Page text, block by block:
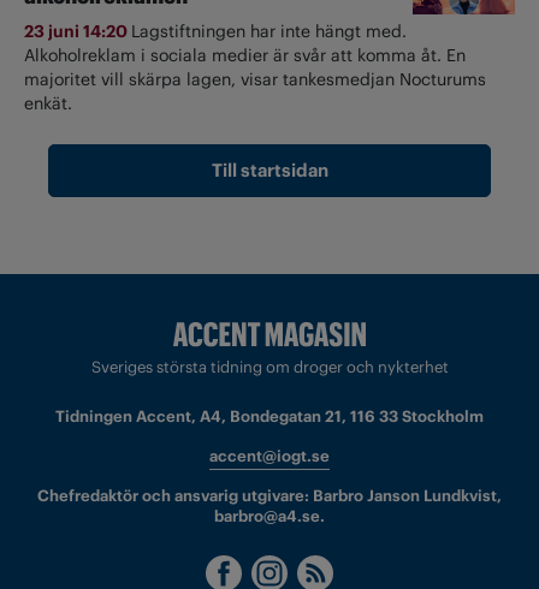
23 juni 14:20 Lagstiftningen har inte hängt med.
Alkoholreklam i sociala medier är svår att komma åt. En
majoritet vill skärpa lagen, visar tankesmedjan Nocturums
enkät.
Till startsidan
Sveriges största tidning om droger och nykterhet
Tidningen Accent, A4, Bondegatan 21, 116 33 Stockholm
accent@iogt.se
Chefredaktör och ansvarig utgivare: Barbro Janson Lundkvist,
barbro@a4.se.